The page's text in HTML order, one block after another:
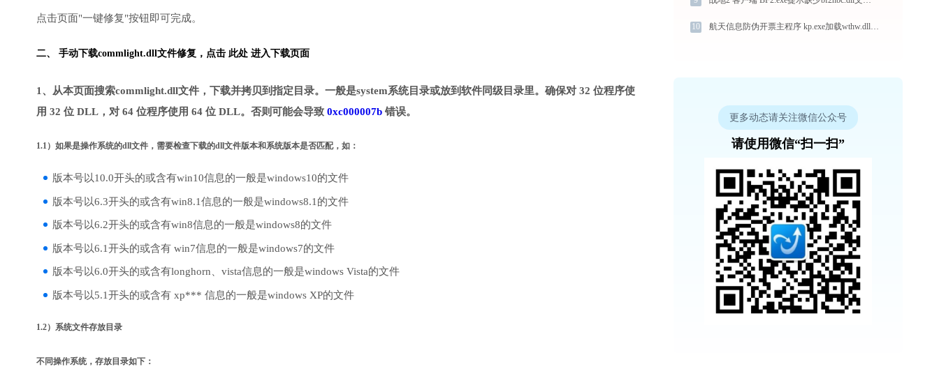
点击页面"一键修复"按钮即可完成。
二、 手动下载commlight.dll文件修复， 点击 此处 进入下载页面
1、从本页面搜索commlight.dll文件，下载并拷贝到指定目录。一般是system系统目录或放到软件同级目录里。确保对 32 位程序使
用 32 位 DLL，对 64 位程序使用 64 位 DLL。否则可能会导致 0xc000007b 错误。
1.1）如果是操作系统的dll文件，需要检查下载的dll文件版本和系统版本是否匹配，如：
版本号以10.0开头的或含有win10信息的一般是windows10的文件
版本号以6.3开头的或含有win8.1信息的一般是windows8.1的文件
版本号以6.2开头的或含有win8信息的一般是windows8的文件
版本号以6.1开头的或含有 win7信息的一般是windows7的文件
版本号以6.0开头的或含有longhorn、vista信息的一般是windows Vista的文件
版本号以5.1开头的或含有 xp*** 信息的一般是windows XP的文件
1.2）系统文件存放目录
不同操作系统，存放目录如下：
10 航天信息防伪开票主程序 kp.exe加载wthw.dll文件丢失处理办法
更多动态请关注微信公众号
请使用微信“扫一扫”